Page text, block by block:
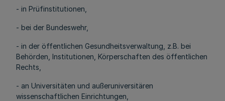
- in Prüfinstitutionen,
- bei der Bundeswehr,
- in der öffentlichen Gesundheitsverwaltung, z.B. bei
Behörden, Institutionen, Körperschaften des öffentlichen
Rechts,
- an Universitäten und außeruniversitären
wissenschaftlichen Einrichtungen,